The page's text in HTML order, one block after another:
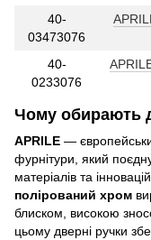
40-
03473076
40-
0233076
Чому обирають
APRILE —
фурнітури, який
матеріалів та
полірований хром
блиском, високою
цьому дверні ручки